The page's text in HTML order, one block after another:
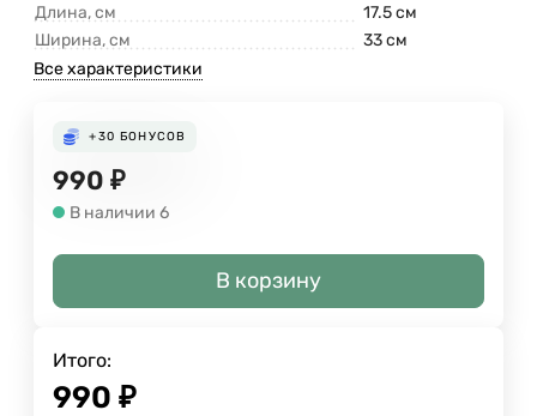
Длина, см
17.5 см
Ширина, см
33 см
Все характеристики
+30 БОНУСОВ
990 ₽
В наличии 6
В корзину
Итого:
990 ₽